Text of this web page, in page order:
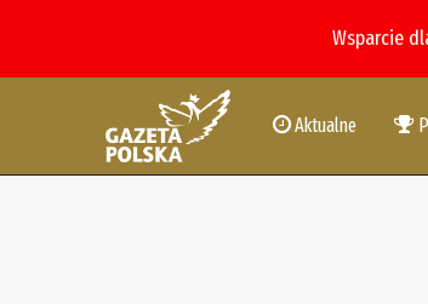
Wsparcie
Aktualne